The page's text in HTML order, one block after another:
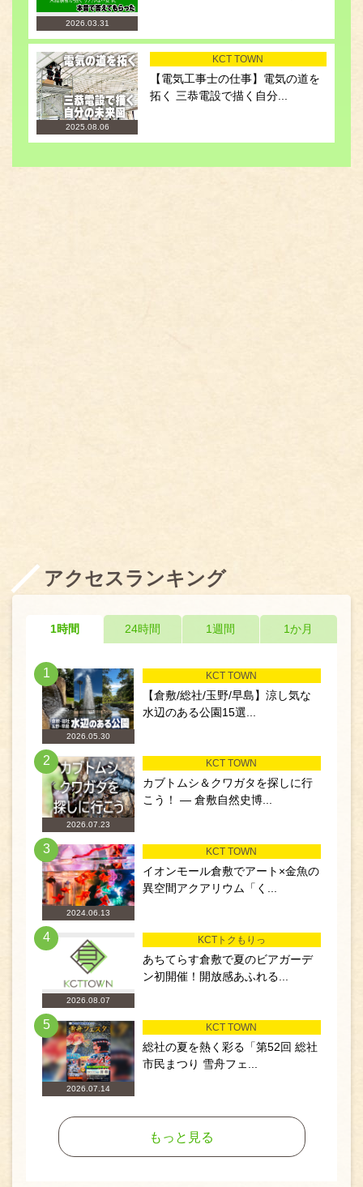
2026.03.31
2025.08.06
KCT TOWN
【電気工事士の仕事】電気の道を
拓く 三恭電設で描く自分...
アクセスランキング
1時間 24時間 1週間 1か月
1
2026.05.30
KCT TOWN
【倉敷/総社/玉野/早島】涼し気な
水辺のある公園15選...
2
2026.07.23
KCT TOWN
カブトムシ＆クワガタを探しに行
こう！ ― 倉敷自然史博...
3
2024.06.13
KCT TOWN
イオンモール倉敷でアート×金魚の
異空間アクアリウム「く...
4
2026.08.07
KCTトクもりっ
あちてらす倉敷で夏のビアガーデ
ン初開催！開放感あふれる...
5
2026.07.14
KCT TOWN
総社の夏を熱く彩る「第52回 総社
市民まつり 雪舟フェ...
もっと見る